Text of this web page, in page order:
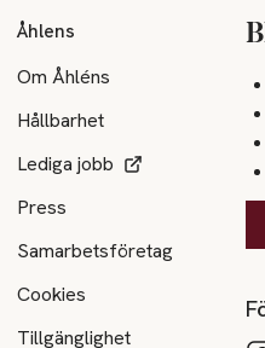
Åhlens
Om Åhléns
Hållbarhet
Lediga jobb
Press
Samarbetsföretag
Cookies
Tillgänglighet